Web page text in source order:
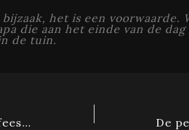
het is een voorwaarde.
die aan het einde van de dag
de tuin.
Kan papa ook een kinderfeestje organiseren? Natuurlijk!